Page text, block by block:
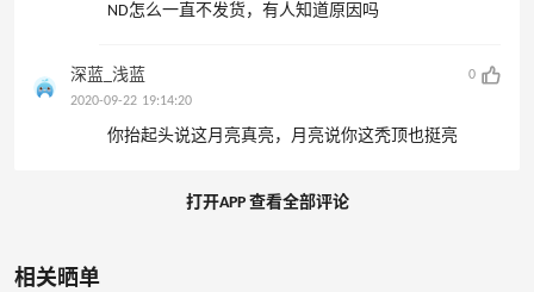
ND怎么一直不发货，有人知道原因吗
深蓝_浅蓝
0
2020-09-22 19:14:20
你抬起头说这月亮真亮，月亮说你这秃顶也挺亮
打开APP 查看全部评论
相关晒单